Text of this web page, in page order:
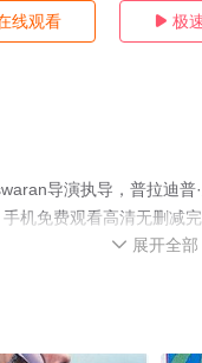
线观看  极
导演执导，普拉迪
机免费观看高清无删减
 展开全部